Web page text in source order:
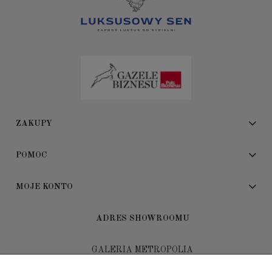
ZAKUPY
POMOC
MOJE KONTO
ADRES SHOWROOMU
GALERIA METROPOLIA